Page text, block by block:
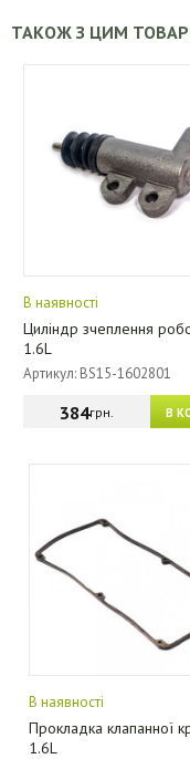
ТАКОЖ З ЦИМ
В наявності
Циліндр зчеплення
1.6L
Артикул: BS15-1602801
В
384грн.
В наявності
Прокладка клапанної
1.6L